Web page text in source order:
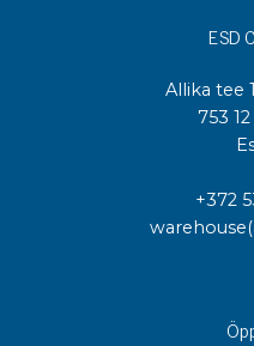
ESD
Allika tee
753
+372